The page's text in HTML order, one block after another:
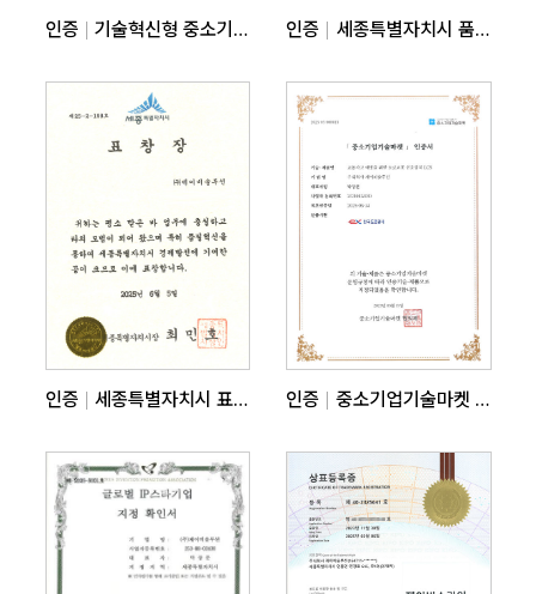
인증 기술혁신형 중소기업(Inno-Biz) 확인서 인증 세종특별자치시 품질상 최우수상
인증 세종특별자치시 표창장 인증 중소기업기술마켓 인증서